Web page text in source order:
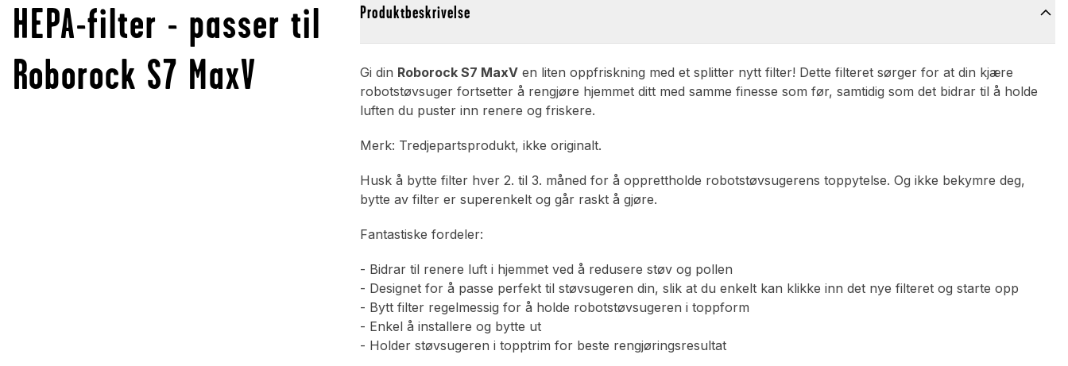
HEPA-filter - passer til
Roborock S7 MaxV
Produktbeskrivelse
Gi din Roborock S7 MaxV en liten oppfriskning med et splitter nytt filter! Dette filteret sørger for at din kjære
robotstøvsuger fortsetter å rengjøre hjemmet ditt med samme finesse som før, samtidig som det bidrar til å holde
luften du puster inn renere og friskere.
Merk: Tredjepartsprodukt, ikke originalt.
Husk å bytte filter hver 2. til 3. måned for å opprettholde robotstøvsugerens toppytelse. Og ikke bekymre deg,
bytte av filter er superenkelt og går raskt å gjøre.
Fantastiske fordeler:
- Bidrar til renere luft i hjemmet ved å redusere støv og pollen
- Designet for å passe perfekt til støvsugeren din, slik at du enkelt kan klikke inn det nye filteret og starte opp
- Bytt filter regelmessig for å holde robotstøvsugeren i toppform
- Enkel å installere og bytte ut
- Holder støvsugeren i topptrim for beste rengjøringsresultat